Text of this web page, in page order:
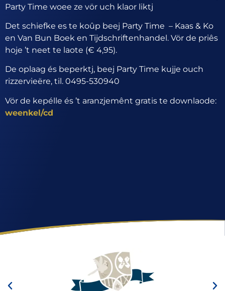
Party Time woee ze vör uch klaor liktj
Det schiefke es te koûp beej Party Time – Kaas & Ko
en Van Bun Boek en Tijdschriftenhandel. Vör de priês
hoje ’t neet te laote (€ 4,95).
De oplaag és beperktj, beej Party Time kujje ouch
rizzervieëre, til. 0495-530940
Vör de kepélle és ’t aranzjemênt gratis te downlaode:
weenkel/cd